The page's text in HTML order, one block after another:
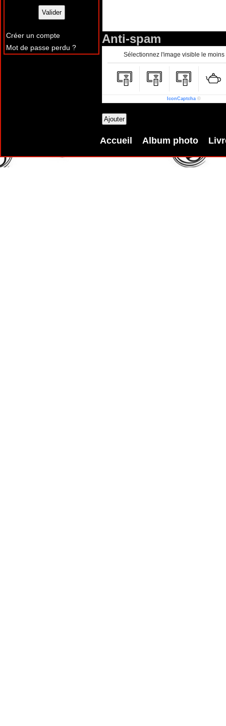
Créer un compte
Mot de passe perdu ?
Anti-spam
Sélectionnez l'image visible le moins
IconCaptcha ©
Accueil Album photo